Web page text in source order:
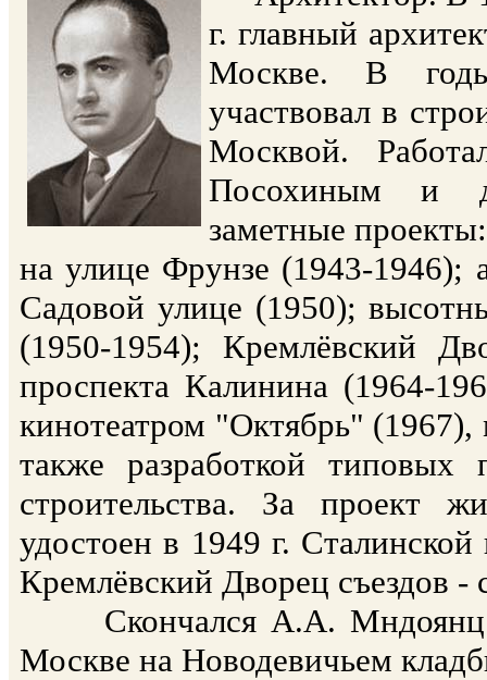
г. главный
Москве. В
участвовал в
Москвой.
Посохиным и
заметные
на улице Фрунзе (1943-1946);
Садовой улице (1950);
(1950-1954); Кремлёвский
проспекта Калинина (1964-
кинотеатром "Октябрь" (1967),
также разработкой типовых
строительства. За проект
удостоен в 1949 г.
Кремлёвский Дворец съездов -
Скончался А.А. Мндоянц
Москве на Новодевичьем